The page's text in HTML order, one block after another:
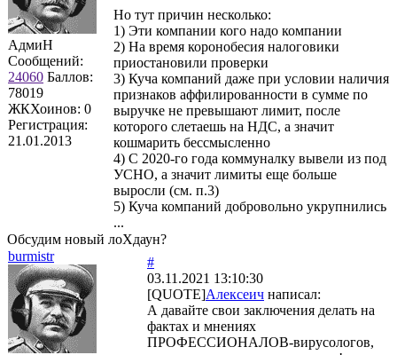
АдмиН
Сообщений:
24060 Баллов:
78019
ЖКХоинов: 0
Регистрация:
21.01.2013
Но тут причин несколько:
1) Эти компании кого надо компании
2) На время коронобесия налоговики
приостановили проверки
3) Куча компаний даже при условии наличия
признаков аффилированности в сумме по
выручке не превышают лимит, после
которого слетаешь на НДС, а значит
кошмарить бессмысленно
4) С 2020-го года коммуналку вывели из под
УСНО, а значит лимиты еще больше
выросли (см. п.3)
5) Куча компаний добровольно укрупнились
...
Обсудим новый лоХдаун?
burmistr
#
03.11.2021 13:10:30
[QUOTE]Алексеич написал:
А давайте свои заключения делать на
фактах и мнениях
ПРОФЕССИОНАЛОВ-вирусологов,